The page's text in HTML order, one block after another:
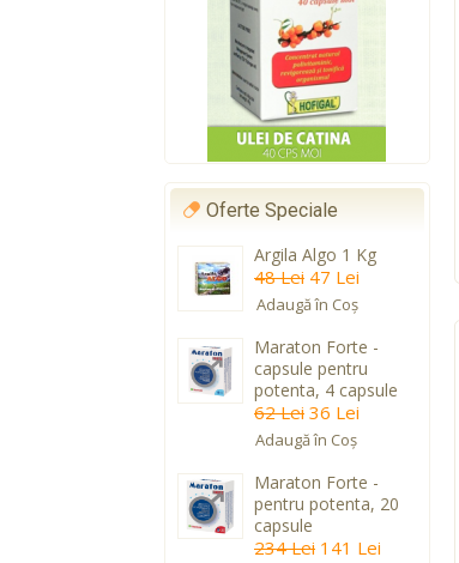
Oferte Speciale
Argila Algo 1 Kg
48 Lei 47 Lei
Adaugă în Coş
Maraton Forte -
capsule pentru
potenta, 4 capsule
62 Lei 36 Lei
Adaugă în Coş
Maraton Forte -
pentru potenta, 20
capsule
234 Lei 141 Lei